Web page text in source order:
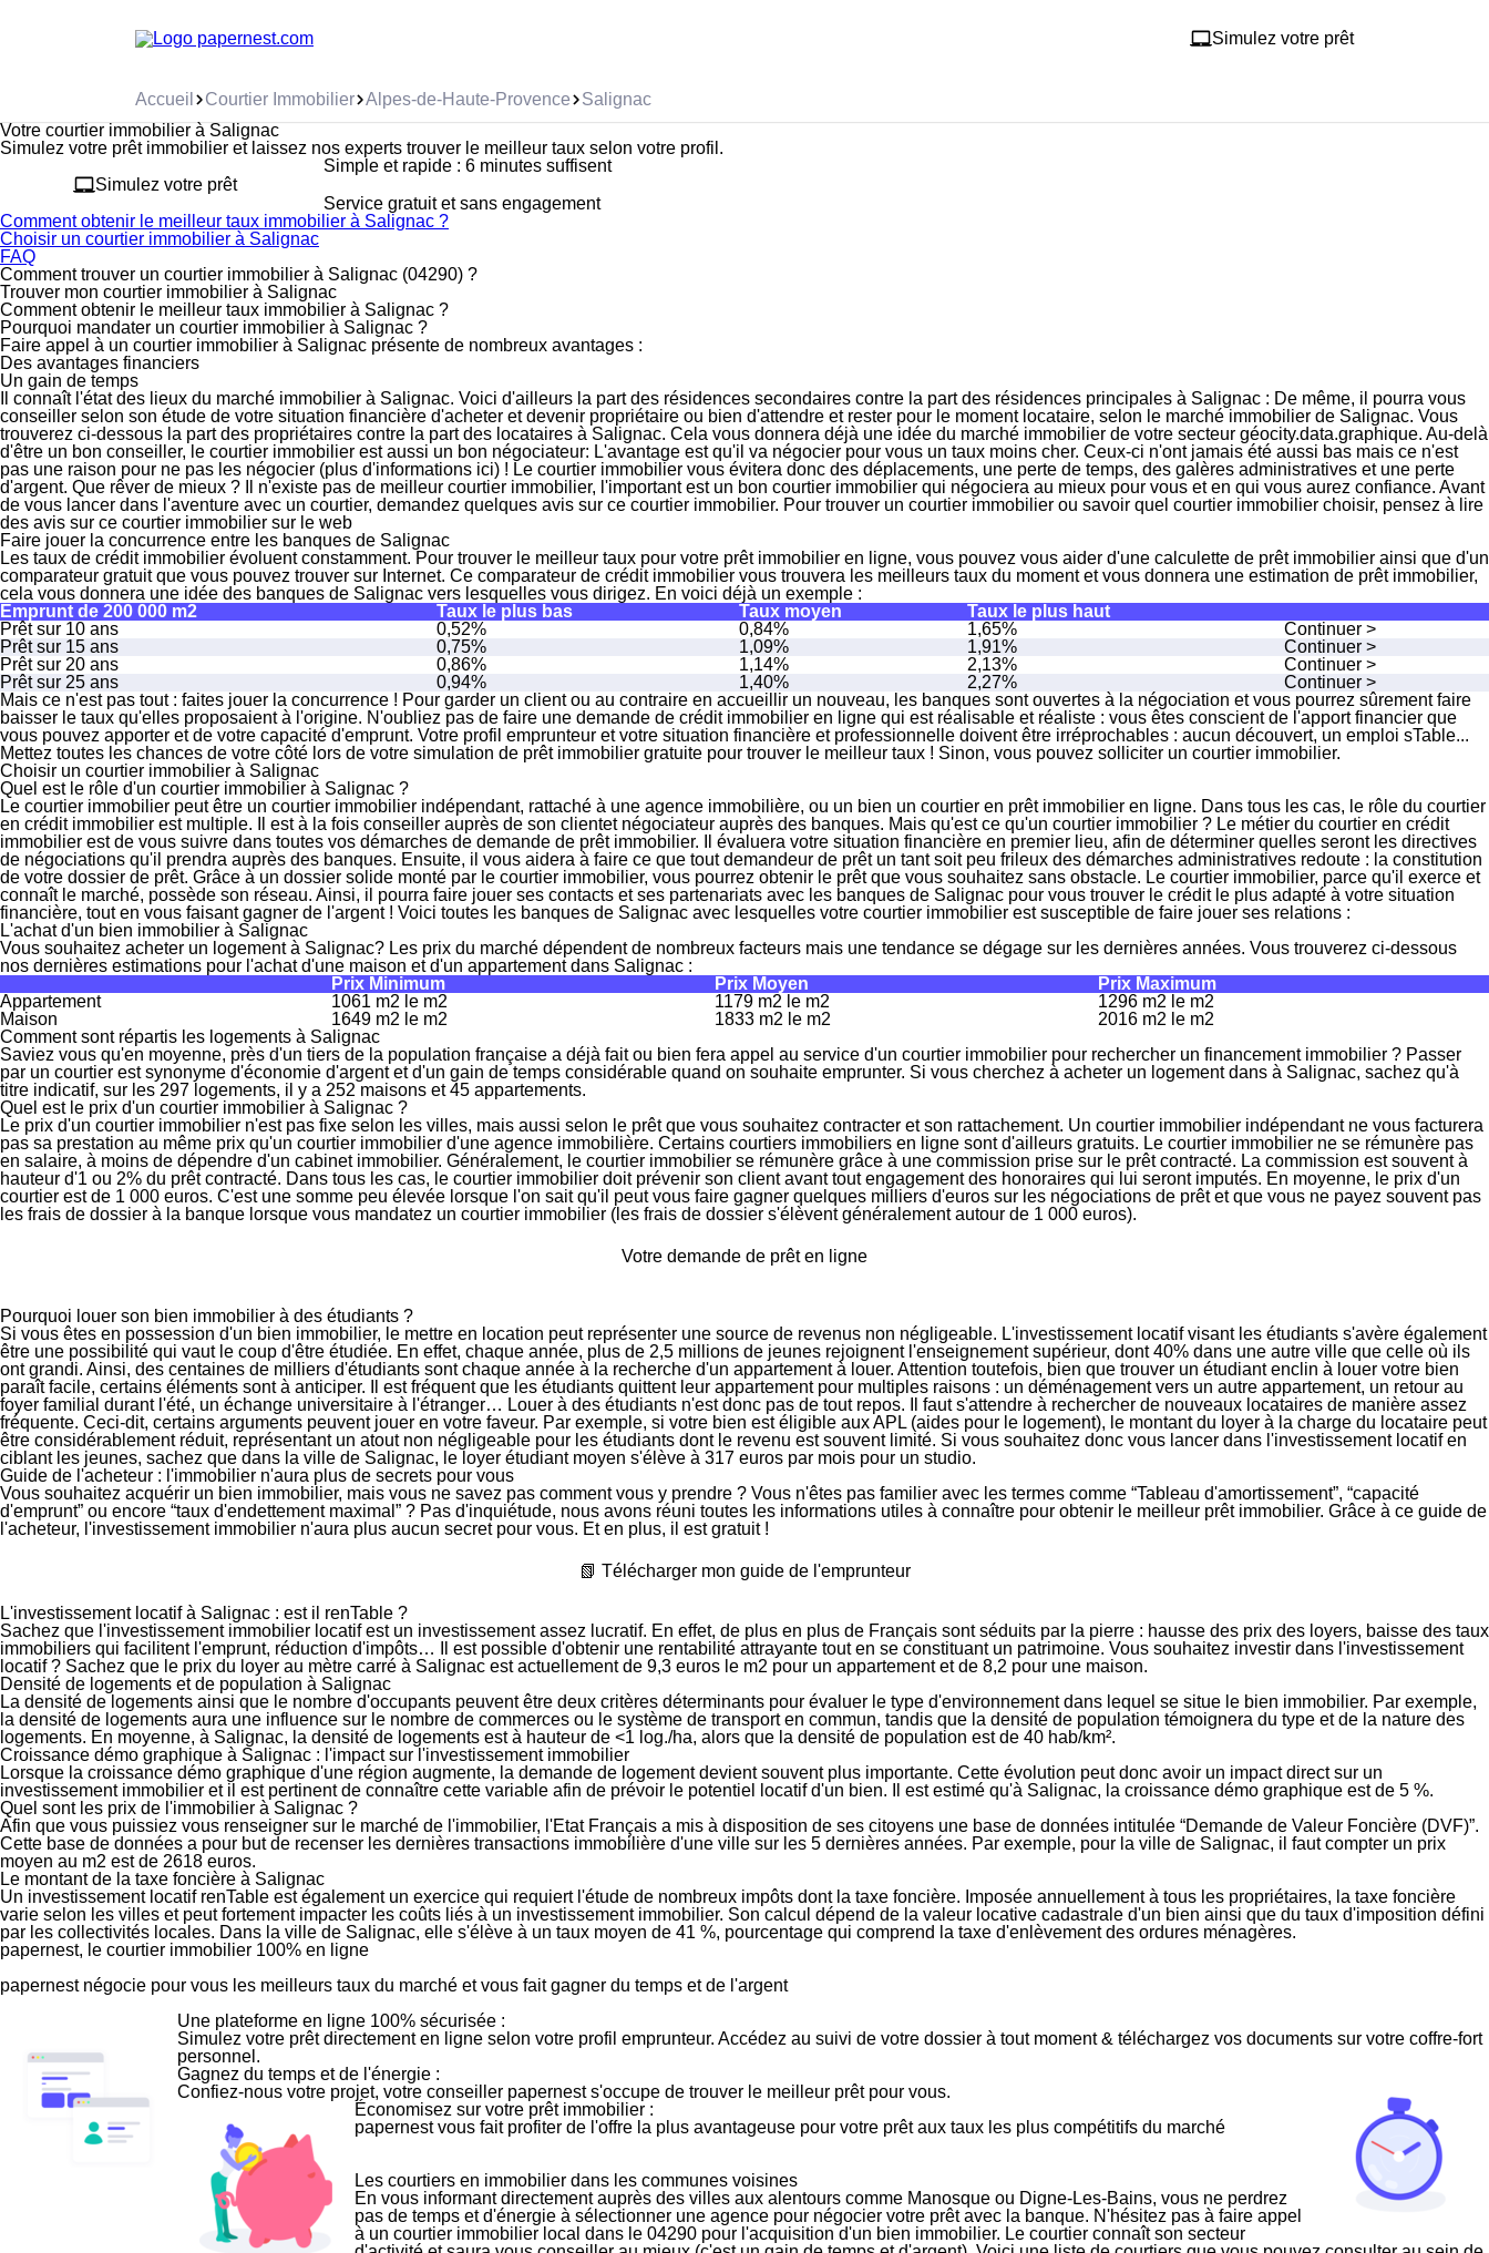
Simulez votre prêt
Accueil Courtier Immobilier Alpes-de-Haute-Provence
Salignac
Votre courtier immobilier à Salignac
Simulez votre prêt immobilier et laissez nos experts trouver le meilleur taux selon votre profil.
Simulez votre prêt
Simple et rapide : 6 minutes suffisent
Service gratuit et sans engagement
Comment obtenir le meilleur taux immobilier à Salignac ?
Choisir un courtier immobilier à Salignac
FAQ
Comment trouver un courtier immobilier à Salignac (04290) ?
Trouver mon courtier immobilier à Salignac
Comment obtenir le meilleur taux immobilier à Salignac ?
Pourquoi mandater un courtier immobilier à Salignac ?
Faire appel à un courtier immobilier à Salignac présente de nombreux avantages :
Des avantages financiers
Un gain de temps
Il connaît l'état des lieux du marché immobilier à Salignac. Voici d'ailleurs la part des résidences secondaires contre la part des résidences principales à Salignac : De même, il pourra vous
conseiller selon son étude de votre situation financière d'acheter et devenir propriétaire ou bien d'attendre et rester pour le moment locataire, selon le marché immobilier de Salignac. Vous
trouverez ci-dessous la part des propriétaires contre la part des locataires à Salignac. Cela vous donnera déjà une idée du marché immobilier de votre secteur géocity.data.graphique. Au-delà
d'être un bon conseiller, le courtier immobilier est aussi un bon négociateur: L'avantage est qu'il va négocier pour vous un taux moins cher. Ceux-ci n'ont jamais été aussi bas mais ce n'est
pas une raison pour ne pas les négocier (plus d'informations ici) ! Le courtier immobilier vous évitera donc des déplacements, une perte de temps, des galères administratives et une perte
d'argent. Que rêver de mieux ? Il n'existe pas de meilleur courtier immobilier, l'important est un bon courtier immobilier qui négociera au mieux pour vous et en qui vous aurez confiance. Avant
de vous lancer dans l'aventure avec un courtier, demandez quelques avis sur ce courtier immobilier. Pour trouver un courtier immobilier ou savoir quel courtier immobilier choisir, pensez à lire
des avis sur ce courtier immobilier sur le web
Faire jouer la concurrence entre les banques de Salignac
Les taux de crédit immobilier évoluent constamment. Pour trouver le meilleur taux pour votre prêt immobilier en ligne, vous pouvez vous aider d'une calculette de prêt immobilier ainsi que d'un
comparateur gratuit que vous pouvez trouver sur Internet. Ce comparateur de crédit immobilier vous trouvera les meilleurs taux du moment et vous donnera une estimation de prêt immobilier,
cela vous donnera une idée des banques de Salignac vers lesquelles vous dirigez. En voici déjà un exemple :
Emprunt de 200 000 m2
Taux le plus bas Taux moyen
Taux le plus haut
Prêt sur 10 ans
0,52% 0,84% 1,65%
Continuer >
Prêt sur 15 ans
0,75% 1,09% 1,91%
Continuer >
Prêt sur 20 ans
0,86% 1,14% 2,13%
Continuer >
Prêt sur 25 ans
0,94% 1,40% 2,27%
Continuer >
Mais ce n'est pas tout : faites jouer la concurrence ! Pour garder un client ou au contraire en accueillir un nouveau, les banques sont ouvertes à la négociation et vous pourrez sûrement faire
baisser le taux qu'elles proposaient à l'origine. N'oubliez pas de faire une demande de crédit immobilier en ligne qui est réalisable et réaliste : vous êtes conscient de l'apport financier que
vous pouvez apporter et de votre capacité d'emprunt. Votre profil emprunteur et votre situation financière et professionnelle doivent être irréprochables : aucun découvert, un emploi sTable...
Mettez toutes les chances de votre côté lors de votre simulation de prêt immobilier gratuite pour trouver le meilleur taux ! Sinon, vous pouvez solliciter un courtier immobilier.
Choisir un courtier immobilier à Salignac
Quel est le rôle d'un courtier immobilier à Salignac ?
Le courtier immobilier peut être un courtier immobilier indépendant, rattaché à une agence immobilière, ou un bien un courtier en prêt immobilier en ligne. Dans tous les cas, le rôle du courtier
en crédit immobilier est multiple. Il est à la fois conseiller auprès de son clientet négociateur auprès des banques. Mais qu'est ce qu'un courtier immobilier ? Le métier du courtier en crédit
immobilier est de vous suivre dans toutes vos démarches de demande de prêt immobilier. Il évaluera votre situation financière en premier lieu, afin de déterminer quelles seront les directives
de négociations qu'il prendra auprès des banques. Ensuite, il vous aidera à faire ce que tout demandeur de prêt un tant soit peu frileux des démarches administratives redoute : la constitution
de votre dossier de prêt. Grâce à un dossier solide monté par le courtier immobilier, vous pourrez obtenir le prêt que vous souhaitez sans obstacle. Le courtier immobilier, parce qu'il exerce et
connaît le marché, possède son réseau. Ainsi, il pourra faire jouer ses contacts et ses partenariats avec les banques de Salignac pour vous trouver le crédit le plus adapté à votre situation
financière, tout en vous faisantgagner de l'argent! Voici toutes les banques de Salignac avec lesquelles votre courtier immobilier est susceptible de faire jouer ses relations :
L'achat d'un bien immobilier à Salignac
Vous souhaitez acheter un logement à Salignac? Les prix du marché dépendent de nombreux facteurs mais une tendance se dégage sur les dernières années. Vous trouverez ci-dessous
nos dernières estimations pour l'achat d'une maison et d'un appartement dans Salignac :
Prix Minimum
Prix Moyen
Prix Maximum
Appartement
1061 m2 le m2 1179 m2 le m2 1296 m2 le m2
Maison
1649 m2 le m2 1833 m2 le m2 2016 m2 le m2
Comment sont répartis les logements à Salignac
Saviez vous qu'en moyenne, près d'un tiers de la population française a déjà fait ou bien fera appel au service d'un courtier immobilier pour rechercher un financement immobilier ? Passer
par un courtier est synonyme d'économie d'argentet d'un gain de temps considérable quand on souhaite emprunter. Si vous cherchez à acheter un logement dans à Salignac, sachez qu'à
titre indicatif, sur les 297 logements, il y a 252 maisons et45 appartements.
Quel est le prix d'un courtier immobilier à Salignac ?
Le prix d'un courtier immobilier n'est pas fixe selon les villes, mais aussi selon le prêt que vous souhaitez contracter et son rattachement. Un courtier immobilier indépendantne vous facturera
pas sa prestation au même prix qu'un courtier immobilier d'une agence immobilière. Certains courtiers immobiliers en ligne sont d'ailleurs gratuits. Le courtier immobilier ne se rémunère pas
en salaire, à moins de dépendre d'un cabinet immobilier. Généralement, le courtier immobilier se rémunère grâce à une commission prise sur le prêt contracté. La commission est souvent à
hauteur d'1 ou 2% du prêt contracté. Dans tous les cas, le courtier immobilier doit prévenir son client avant tout engagement des honoraires qui lui seront imputés. En moyenne, le prix d'un
courtier est de 1 000 euros. C'est une somme peu élevée lorsque l'on sait qu'il peut vous faire gagner quelques milliers d'euros sur les négociations de prêtet que vous ne payez souvent pas
les frais de dossier à la banque lorsque vous mandatez un courtier immobilier (les frais de dossier s'élèvent généralement autour de 1 000 euros).
Votre demande de prêt en ligne
Pourquoi louer son bien immobilier à des étudiants ?
Si vous êtes en possession d'un bien immobilier, le mettre en location peut représenter une source de revenus non négligeable. L'investissement locatif visant les étudiants s'avère également
être une possibilité qui vaut le coup d'être étudiée. En effet, chaque année, plus de 2,5 millions de jeunes rejoignent l'enseignement supérieur, dont 40% dans une autre ville que celle où ils
ont grandi. Ainsi, des centaines de milliers d'étudiants sont chaque année à la recherche d'un appartement à louer. Attention toutefois, bien que trouver un étudiant enclin à louer votre bien
paraît facile, certains éléments sont à anticiper. Il est fréquent que les étudiants quittent leur appartement pour multiples raisons : un déménagement vers un autre appartement, un retour au
foyer familial durant l'été, un échange universitaire à l'étranger… Louer à des étudiants n'est donc pas de tout repos. Il faut s'attendre à rechercher de nouveaux locataires de manière assez
fréquente. Ceci-dit, certains arguments peuvent jouer en votre faveur. Par exemple, si votre bien est éligible aux APL (aides pour le logement), le montant du loyer à la charge du locataire peut
être considérablement réduit, représentant un atout non négligeable pour les étudiants dont le revenu est souvent limité. Si vous souhaitez donc vous lancer dans l'investissement locatif en
ciblant les jeunes, sachez que dans la ville de Salignac, le loyer étudiant moyen s'élève à 317 euros par mois pour un studio.
Guide de l'acheteur : l'immobilier n'aura plus de secrets pour vous
Vous souhaitez acquérir un bien immobilier, mais vous ne savez pas comment vous y prendre ? Vous n'êtes pas familier avec les termes comme “Tableau d'amortissement”, “capacité
d'emprunt” ou encore “taux d'endettement maximal” ? Pas d'inquiétude, nous avons réuni toutes les informations utiles à connaître pour obtenir le meilleur prêt immobilier. Grâce à ce guide de
l'acheteur, l'investissement immobilier n'aura plus aucun secret pour vous. Et en plus, il est gratuit !
📗 Télécharger mon guide de l'emprunteur
L'investissement locatif à Salignac : est il renTable ?
Sachez que l'investissement immobilier locatif est un investissement assez lucratif. En effet, de plus en plus de Français sont séduits par la pierre : hausse des prix des loyers, baisse des taux
immobiliers qui facilitent l'emprunt, réduction d'impôts… Il est possible d'obtenir une rentabilité attrayante tout en se constituant un patrimoine. Vous souhaitez investir dans l'investissement
locatif ? Sachez que le prix du loyer au mètre carré à Salignac est actuellement de 9,3 euros le m2 pour un appartement et de 8,2 pour une maison.
Densité de logements et de population à Salignac
La densité de logements ainsi que le nombre d'occupants peuvent être deux critères déterminants pour évaluer le type d'environnementdans lequel se situe le bien immobilier. Par exemple,
la densité de logements aura une influence sur le nombre de commerces ou le système de transport en commun, tandis que la densité de population témoignera du type et de la nature des
logements. En moyenne, à Salignac, la densité de logements est à hauteur de <1 log./ha, alors que la densité de population est de 40 hab/km².
Croissance démo graphique à Salignac : l'impact sur l'investissement immobilier
Lorsque la croissance démo graphique d'une région augmente, la demande de logementdevient souvent plus importante. Cette évolution peut donc avoir un impact direct sur un
investissement immobilier et il est pertinent de connaître cette variable afin de prévoir le potentiel locatif d'un bien. Il est estimé qu'à Salignac, la croissance démo graphique est de 5 %.
Quel sont les prix de l'immobilier à Salignac ?
Afin que vous puissiez vous renseigner sur le marché de l'immobilier, l'Etat Français a mis à disposition de ses citoyens une base de données intitulée “Demande de Valeur Foncière (DVF)”.
Cette base de données a pour but de recenser les dernières transactions immobilière d'une ville sur les 5 dernières années. Par exemple, pour la ville de Salignac, il faut compter un prix
moyen au m2 est de 2618 euros.
Le montant de la taxe foncière à Salignac
Un investissement locatif renTable est également un exercice qui requiert l'étude de nombreux impôts dont la taxe foncière. Imposée annuellement à tous les propriétaires, la taxe foncière
varie selon les villes et peut fortement impacter les coûts liés à un investissement immobilier. Son calcul dépend de la valeur locative cadastrale d'un bien ainsi que du taux d'imposition défini
par les collectivités locales. Dans la ville de Salignac, elle s'élève à un taux moyen de 41 %, pourcentage qui comprend la taxe d'enlèvement des ordures ménagères.
papernest, le courtier immobilier 100% en ligne
papernest négocie pour vous les meilleurs taux du marché et vous fait gagner du temps et de l'argent
Une plateforme en ligne 100% sécurisée :
Simulez votre prêt directement en ligne selon votre profil emprunteur. Accédez au suivi de votre dossier à tout moment & téléchargez vos documents sur votre coffre-fort
personnel.
Gagnez du temps et de l'énergie :
Confiez-nous votre projet, votre conseiller papernest s'occupe de trouver le meilleur prêt pour vous.
Économisez sur votre prêt immobilier :
papernest vous fait profiter de l'offre la plus avantageuse pour votre prêt aux taux les plus compétitifs du marché
Les courtiers en immobilier dans les communes voisines
En vous informant directement auprès des villes aux alentours comme Manosque ou Digne-Les-Bains, vous ne perdrez
pas de temps et d'énergie à sélectionner une agence pour négocier votre prêt avec la banque. N'hésitez pas à faire appel
à un courtier immobilier local dans le 04290 pour l'acquisition d'un bien immobilier. Le courtier connaît son secteur